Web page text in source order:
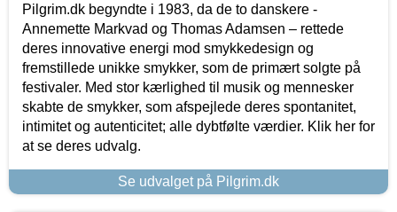
Pilgrim.dk begyndte i 1983, da de to danskere -
Annemette Markvad og Thomas Adamsen – rettede
deres innovative energi mod smykkedesign og
fremstillede unikke smykker, som de primært solgte på
festivaler. Med stor kærlighed til musik og mennesker
skabte de smykker, som afspejlede deres spontanitet,
intimitet og autenticitet; alle dybtfølte værdier. Klik her for
at se deres udvalg.
Se udvalget på Pilgrim.dk